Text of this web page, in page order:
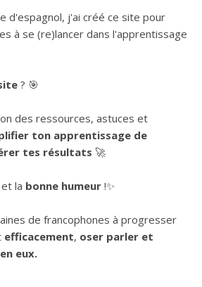
d'espagnol, j'ai créé ce site pour
à se (re)lancer dans l'apprentissage
? 🎯
des ressources, astuces et
ton apprentissage de
tes résultats 🚀
et la bonne humeur !✨
de francophones à progresser
efficacement, oser parler et
eux.